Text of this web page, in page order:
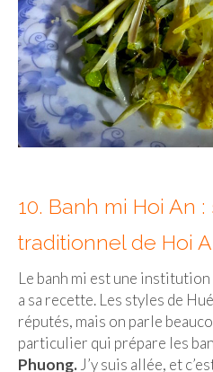
10. Banh mi Hoi An
traditionnel de Hoi
Le banh mi est une
a sa recette. Les styles de
réputés, mais on parle
particulier qui prépare les
Phuong. J’y suis allée, et